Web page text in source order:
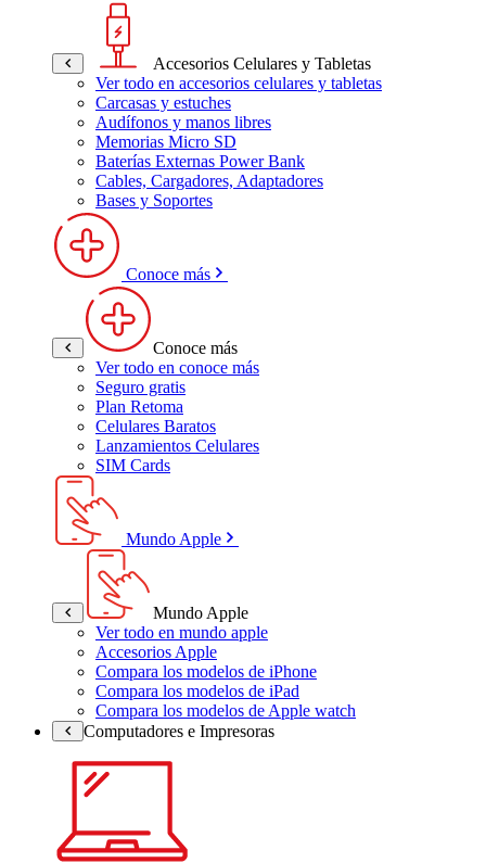
Accesorios Celulares y Tabletas
Ver todo en accesorios celulares y tabletas
Carcasas y estuches
Audífonos y manos libres
Memorias Micro SD
Baterías Externas Power Bank
Cables, Cargadores, Adaptadores
Bases y Soportes
Conoce más
Conoce más
Ver todo en conoce más
Seguro gratis
Plan Retoma
Celulares Baratos
Lanzamientos Celulares
SIM Cards
Mundo Apple
Mundo Apple
Ver todo en mundo apple
Accesorios Apple
Compara los modelos de iPhone
Compara los modelos de iPad
Compara los modelos de Apple watch
Computadores e Impresoras